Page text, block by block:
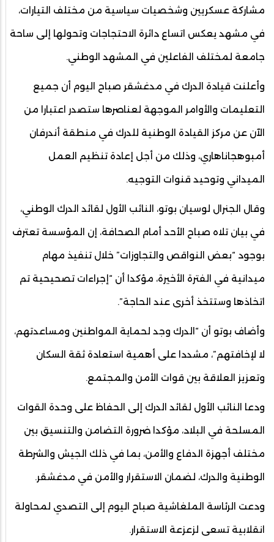
مشاركة عسكريين وشخصيات سياسية من مختلف التيارات،
في مشهد يعكس اتساع دائرة الاحتجاجات وتحولها إلى ساحة
جامعة لمختلف الفاعلين في المشهد الوطني.
وأعلنت قيادة الدرك في مدغشقر صباح اليوم أن جميع
التعليمات والأوامر الموجهة لعناصرها ستصدر اعتبارا من
الآن عن مركز القيادة الوطنية للدرك في منطقة أندرفان
أمبوهجاناهاري، وذلك من أجل إعادة تنظيم العمل
الميداني وتوحيد قنوات التوجيه.
وقال الجنرال لوسيان بوتو، النائب الأول لقائد الدرك الوطني،
في بيان تلاه صباح الأحد أمام الصحافة، إن المؤسسة تعترف
بوجود “بعض النواقص والتجاوزات” خلال تنفيذ مهام
ميدانية في الفترة الأخيرة، مؤكدا أن “إجراءات تصحيحية تم
اتخاذها وستتخذ أخرى عند الحاجة”.
وأضاف بوتو أن “الدرك وجد لحماية المواطنين ومساعدتهم،
لا لإخافتهم”، مشددا على أهمية استعادة ثقة السكان
وتعزيز العلاقة بين قوات الأمن والمجتمع.
ودعا النائب الأول لقائد الدرك إلى الحفاظ على وحدة القوات
المسلحة في البلاد، مؤكدا ضرورة التضامن والتنسيق بين
مختلف أجهزة الدفاع والأمن، بما في ذلك الجيش والشرطة
الوطنية والدرك، لضمان الاستقرار والأمن في مدغشقر.
ودعت الرئاسة الملغاشية صباح اليوم إلى التصدي لمحاولة
انقلابية تسعى لزعزعة الاستقرار.